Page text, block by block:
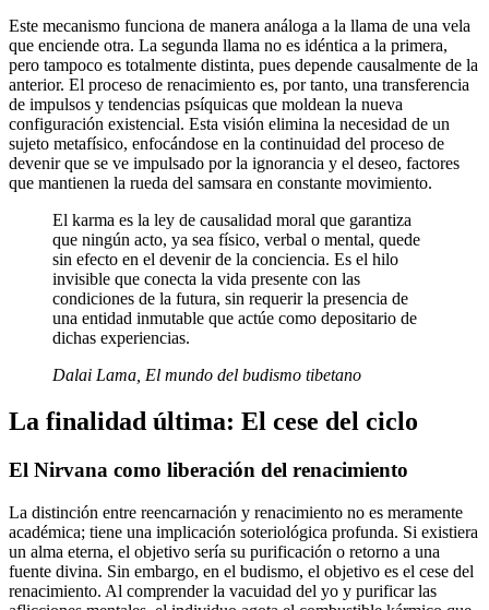
Este mecanismo funciona de manera análoga a la llama de una vela
que enciende otra. La segunda llama no es idéntica a la primera,
pero tampoco es totalmente distinta, pues depende causalmente de la
anterior. El proceso de renacimiento es, por tanto, una transferencia
de impulsos y tendencias psíquicas que moldean la nueva
configuración existencial. Esta visión elimina la necesidad de un
sujeto metafísico, enfocándose en la continuidad del proceso de
devenir que se ve impulsado por la ignorancia y el deseo, factores
que mantienen la rueda del samsara en constante movimiento.
El karma es la ley de causalidad moral que garantiza
que ningún acto, ya sea físico, verbal o mental, quede
sin efecto en el devenir de la conciencia. Es el hilo
invisible que conecta la vida presente con las
condiciones de la futura, sin requerir la presencia de
una entidad inmutable que actúe como depositario de
dichas experiencias.
Dalai Lama, El mundo del budismo tibetano
La finalidad última: El cese del ciclo
El Nirvana como liberación del renacimiento
La distinción entre reencarnación y renacimiento no es meramente
académica; tiene una implicación soteriológica profunda. Si existiera
un alma eterna, el objetivo sería su purificación o retorno a una
fuente divina. Sin embargo, en el budismo, el objetivo es el cese del
renacimiento. Al comprender la vacuidad del yo y purificar las